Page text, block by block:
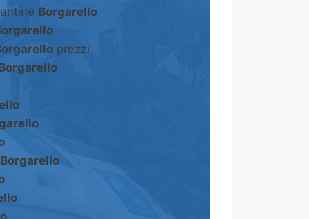
Borgarello
prezzi
Borgarello